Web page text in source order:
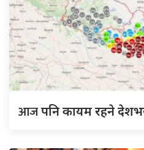
आजपनि कायम रहने